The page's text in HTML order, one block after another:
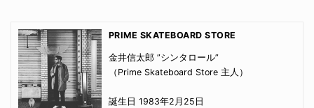
PRIME SKATEBOARD STORE
金井信太郎 ”シンタロール”
（Prime Skateboard Store 主人）
誕生日 1983年2月25日